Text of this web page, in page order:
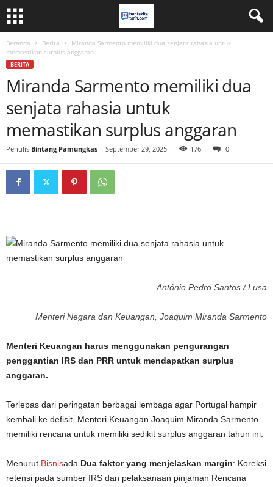
Beranda Berita
Miranda Sarmento memiliki dua senjata rahasia untuk
memastikan surplus anggaran
BERITA
Miranda Sarmento memiliki dua
senjata rahasia untuk
memastikan surplus anggaran
Penulis Bintang Pamungkas - September 29, 2025 176 0
António Pedro Santos / Lusa
Menteri Negara dan Keuangan, Joaquim Miranda Sarmento
Menteri Keuangan harus menggunakan pengurangan
penggantian IRS dan PRR untuk mendapatkan surplus
anggaran.
Terlepas dari peringatan berbagai lembaga agar Portugal hampir
kembali ke defisit, Menteri Keuangan Joaquim Miranda Sarmento
memiliki rencana untuk memiliki sedikit surplus anggaran tahun ini.
Menurut Bisnisada Dua faktor yang menjelaskan margin: Koreksi
retensi pada sumber IRS dan pelaksanaan pinjaman Rencana